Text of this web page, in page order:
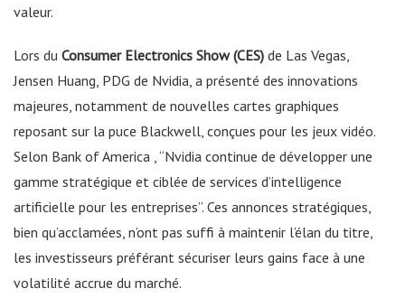
valeur.
Lors du Consumer Electronics Show (CES) de Las Vegas,
Jensen Huang, PDG de Nvidia, a présenté des innovations
majeures, notamment de nouvelles cartes graphiques
reposant sur la puce Blackwell, conçues pour les jeux vidéo.
Selon Bank of America , “Nvidia continue de développer une
gamme stratégique et ciblée de services d’intelligence
artificielle pour les entreprises”. Ces annonces stratégiques,
bien qu’acclamées, n’ont pas suffi à maintenir l’élan du titre,
les investisseurs préférant sécuriser leurs gains face à une
volatilité accrue du marché.